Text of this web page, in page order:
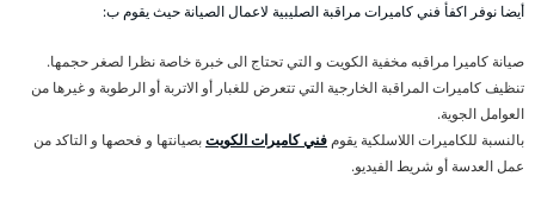
أيضا نوفر اكفأ فني كاميرات مراقبة الصليبية لاعمال الصيانة حيث يقوم ب:
صيانة كاميرا مراقبه مخفية الكويت و التي تحتاج الى خبرة خاصة نظرا لصغر حجمها.
تنظيف كاميرات المراقبة الخارجية التي تتعرض للغبار أو الاتربة أو الرطوبة و غيرها من
العوامل الجوية.
بالنسبة للكاميرات اللاسلكية يقوم فني كاميرات الكويتبصيانتها و فحصها و التاكد من
عمل العدسة أو شريط الفيديو.